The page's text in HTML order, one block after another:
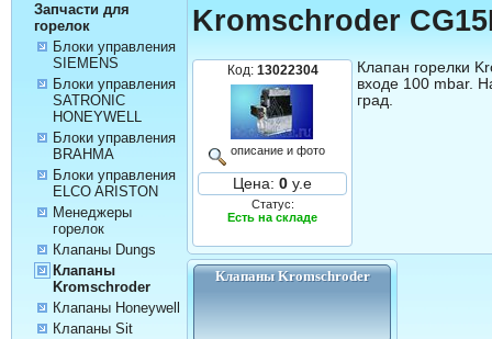
Запчасти для
горелок
Блоки управления
SIEMENS
Блоки управления
SATRONIC
HONEYWELL
Блоки управления
BRAHMA
Блоки управления
ELCO ARISTON
Менеджеры
горелок
Клапаны Dungs
Клапаны
Kromschroder
Клапаны Honeywell
Клапаны Sit
Kromschroder
Код: 13022304
описание и фото
Цена: 0 у.е
Статус:
Есть на складе
Клапан горелки
входе 100 mbar.
град.
Клапаны Kromschroder